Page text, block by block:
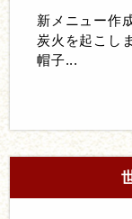
新メニュー作
炭火を起こし
帽子...